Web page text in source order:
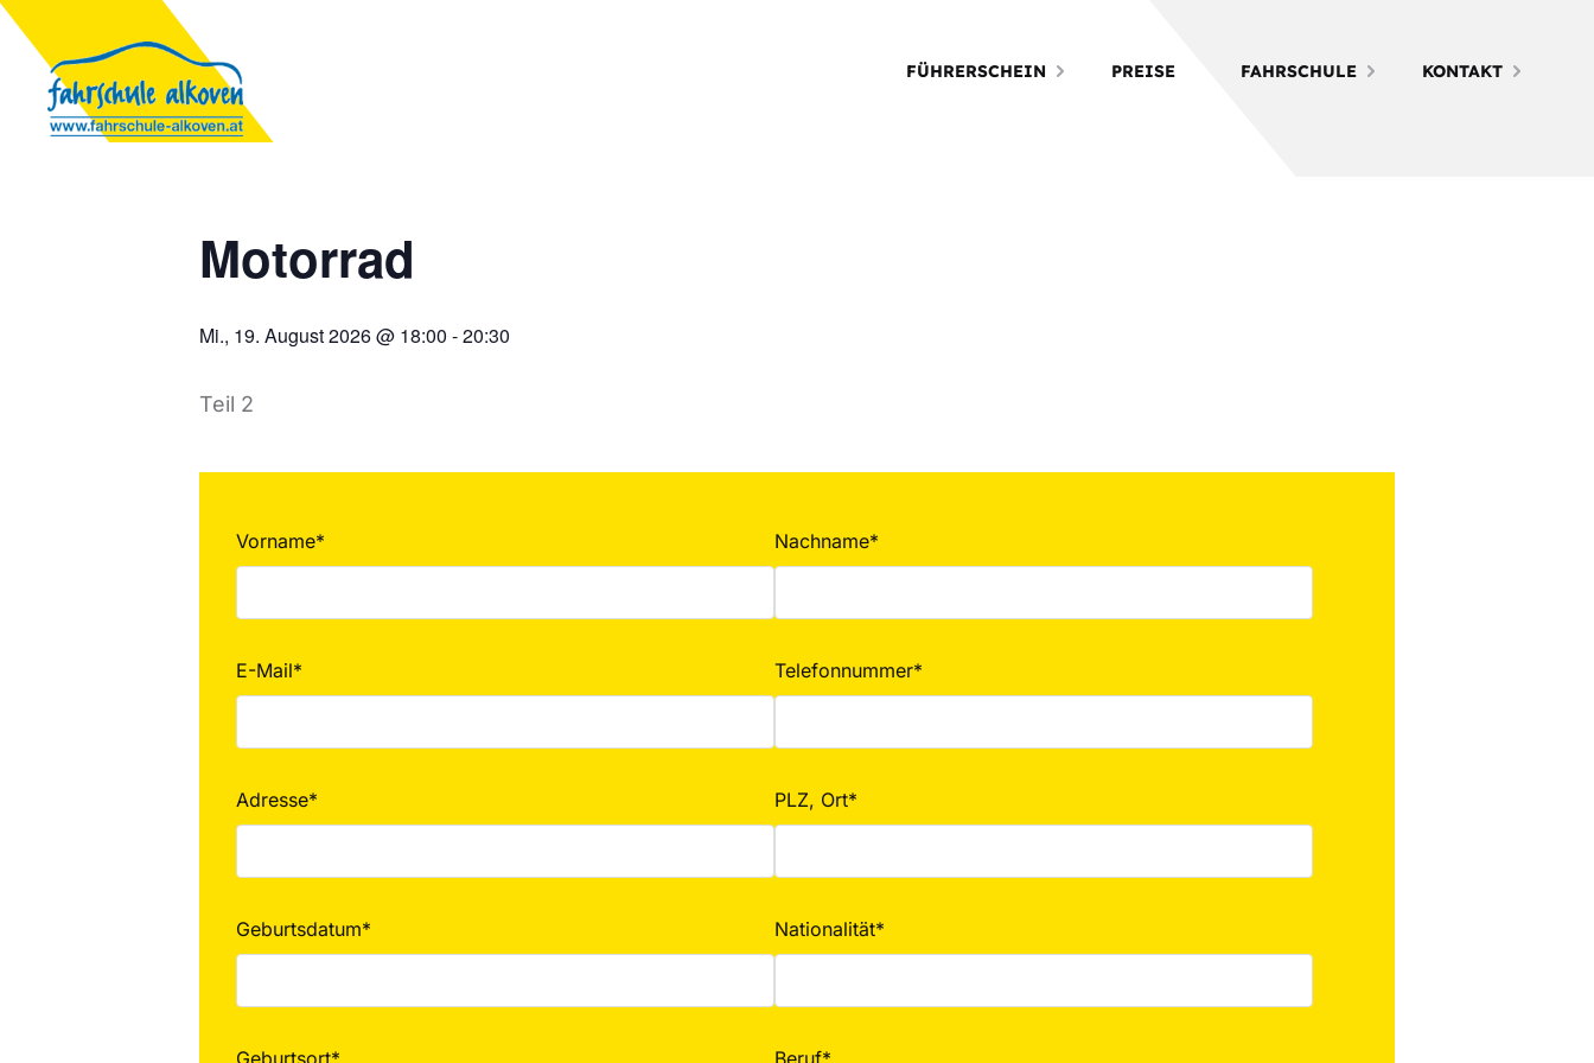
FÜHRERSCHEIN PREISE FAHRSCHULE KONTAKT
Motorrad
Mi., 19. August 2026 @ 18:00 -20:30
Teil 2
Vorname* Nachname*
E-Mail* Telefonnummer*
Adresse* PLZ, Ort*
Geburtsdatum* Nationalität*
Geburtsort* Beruf*